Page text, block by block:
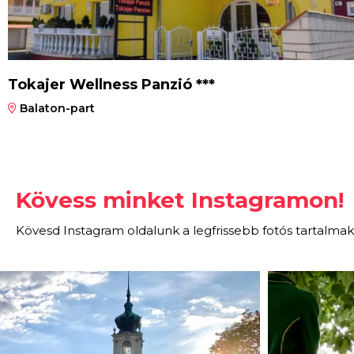
Tokajer Wellness Panzió ***
Balaton-part
Kövess minket Instagramon!
Kövesd Instagram oldalunk a legfrissebb fotós